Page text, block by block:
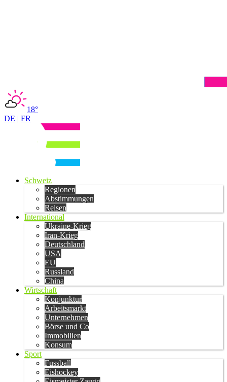
18°
DE | FR
Schweiz
Regionen
Abstimmungen
Reisen
International
Ukraine-Krieg
Iran-Krieg
Deutschland
USA
EU
Russland
China
Wirtschaft
Konjunktur
Arbeitsmarkt
Unternehmen
Börse und Co
Immobilien
Konsum
Sport
Fussball
Eishockey